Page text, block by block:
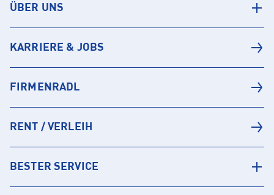
ÜBER UNS
KARRIERE & JOBS
FIRMENRADL
RENT / VERLEIH
BESTER SERVICE